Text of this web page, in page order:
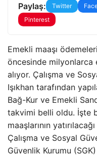
Paylaş: Twitter
Pinterest
Emekli maaşı
öncesinde milyonlarca
alıyor. Çalışma ve
Işıkhan tarafından
Bağ-Kur ve Emekli
takvimi belli oldu. İşte
maaşlarının
Çalışma ve Sosyal
Güvenlik Kurumu